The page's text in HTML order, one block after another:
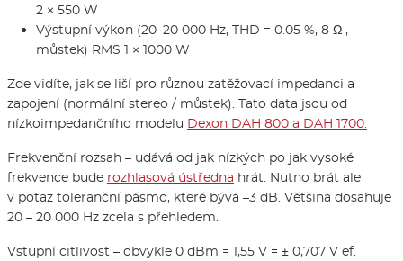
2 × 550 W
Výstupní výkon (20–20 000 Hz, THD = 0.05 %, 8 Ω ,
můstek) RMS 1 × 1000 W
Zde vidíte, jak se liší pro různou zatěžovací impedanci a
zapojení (normální stereo / můstek). Tato data jsou od
nízkoimpedančního modelu Dexon DAH 800 a DAH 1700.
Frekvenční rozsah – udává od jak nízkých po jak vysoké
frekvence bude rozhlasová ústředna hrát. Nutno brát ale
v potaz toleranční pásmo, které bývá –3 dB. Většina dosahuje
20 – 20 000 Hz zcela s přehledem.
Vstupní citlivost – obvykle 0 dBm = 1,55 V = ± 0,707 V ef.